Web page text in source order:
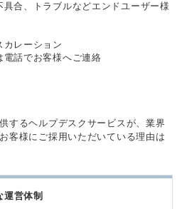
合、トラブルなどエンドユーザー様
カレーション
話でお客様へご連絡
するヘルプデスクサービスが、業界
客様にご採用いただいている理由は
営体制